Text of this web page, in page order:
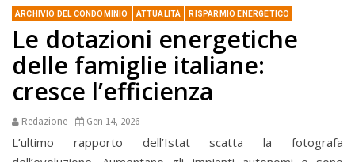
ARCHIVIO DEL CONDOMINIO ATTUALITÀ RISPARMIO ENERGETICO
Le dotazioni energetiche
delle famiglie italiane:
cresce l’efficienza
Redazione Gen 14, 2026
L’ultimo rapporto dell’Istat scatta la fotografa